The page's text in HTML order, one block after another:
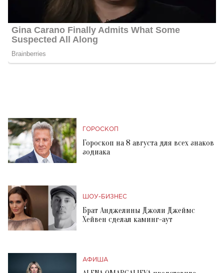
ГОРОСКОП
Гороскоп на 8 августа для всех знаков
зодиака
ШОУ-БИЗНЕС
Брат Анджелины Джоли Джеймс
Хейвен сделал каминг-аут
АФИША